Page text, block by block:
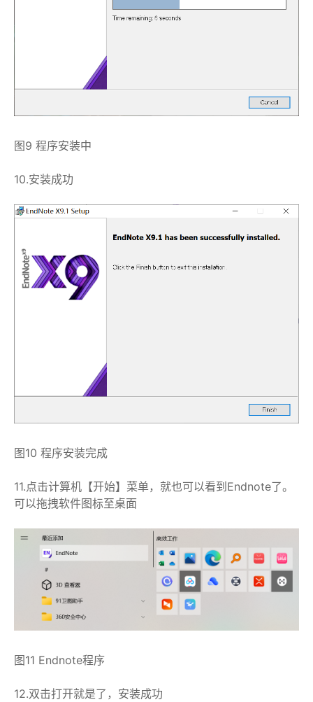
图9 程序安装中
10.安装成功
图10 程序安装完成
11.点击计算机【开始】菜单，就也可以看到Endnote了。
可以拖拽软件图标至桌面
图11 Endnote程序
12.双击打开就是了，安装成功